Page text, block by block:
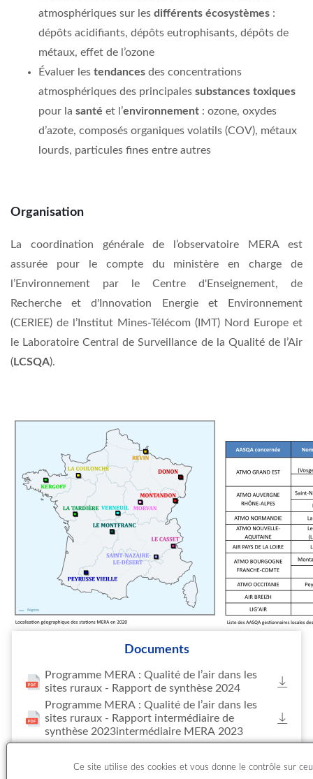
atmosphériques sur les différents écosystèmes :
dépôts acidifiants, dépôts eutrophisants, dépôts de
métaux, effet de l’ozone
Évaluer les tendances des concentrations
atmosphériques des principales substances toxiques
pour la santé et l’environnement : ozone, oxydes
d’azote, composés organiques volatils (COV), métaux
lourds, particules fines entre autres
Organisation
La coordination générale de l’observatoire MERA est
assurée pour le compte du ministère en charge de
l’Environnement par le Centre d'Enseignement, de
Recherche et d'Innovation Energie et Environnement
(CERIEE) de l’Institut Mines-Télécom (IMT) Nord Europe et
le Laboratoire Central de Surveillance de la Qualité de l’Air
(LCSQA).
Documents
Programme MERA : Qualité de l’air dans les
sites ruraux - Rapport de synthèse 2024
Programme MERA : Qualité de l’air dans les
sites ruraux - Rapport intermédiaire de
synthèse 2023intermédiaire MERA 2023
sites ruraux - Rapport de synthèse 2022
Ce site utilise des cookies et vous donne le contrôle sur